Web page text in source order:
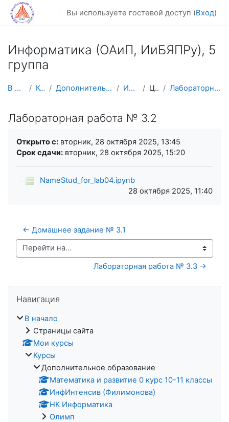
Перейти к основному содержанию
Вы используете гостевой доступ (Вход)
Информатика (ОАиП, ИиБЯПPy), 5
группа
В начало Курсы Дополнительное образование ИНФ 5 гр Циклы Лабораторная работа № 3.2
Лабораторная работа № 3.2
Открыто с: вторник, 28 октября 2025, 13:45
Срок сдачи: вторник, 28 октября 2025, 15:20
NameStud_for_lab04.ipynb
28 октября 2025, 11:40
← Домашнее задание № 3.1
Перейти на...
Лабораторная работа № 3.3 →
Навигация
В начало
Страницы сайта
Мои курсы
Курсы
Дополнительное образование
Математика и развитие 0 курс 10-11 классы
ИнфИнтенсив (Филимонова)
НК Информатика
Олимп